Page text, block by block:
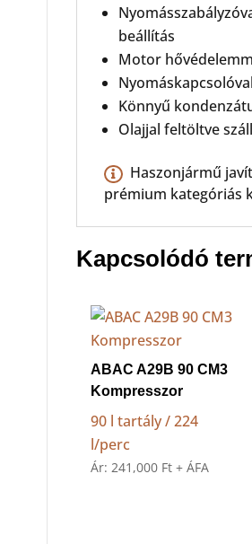
beállítás
Motor
Könnyű
Olajjal feltöltve
Haszonjármű
prémium kategóriás
Kapcsolódó
ABAC A29B 90 CM3
Kompresszor
90 l tartály / 224
l/perc
Ár:241,000 Ft + ÁFA